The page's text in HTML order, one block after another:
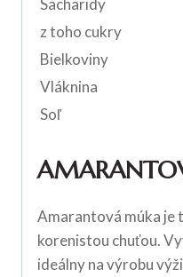
Sacharidy
z toho cukry
Bielkoviny
Vláknina
Soľ
Amarantová múka je
korenistou chuťou.
ideálny na výrobu